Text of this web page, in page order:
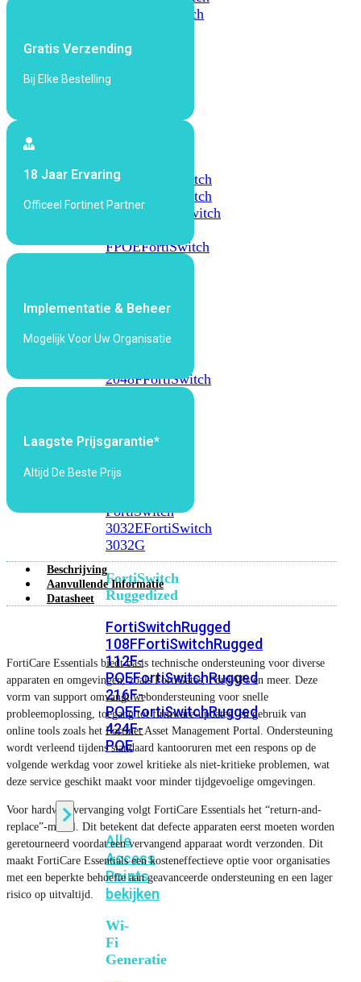
FortiSwitch
FPOE
1024E
FortiSwitch
1048E
FortiSwitch
T1024E
FortiSwitch
FPOEFortiSwitch
2000
Series
2048FFortiSwitch
FortiSwitch
Series
FortiSwitch
3032EFortiSwitch
3032G
FortiSwitch
Ruggedized
FortiSwitchRugged
108FFortiSwitchRugged
112F-
POEFortiSwitchRugged
216F-
POEFortiSwitchRugged
424F-
POE
Alle
Access
Points
bekijken
Wi-
Fi
Generatie
Gratis Verzending
Bij Elke Bestelling
18 Jaar Ervaring
Officeel Fortinet Partner
Implementatie & Beheer
Mogelijk Voor Uw Organisatie
Laagste Prijsgarantie*
Altijd De Beste Prijs
Beschrijving
Aanvullende Informatie
Datasheet
FortiCare Essentials biedt basis technische ondersteuning voor diverse
apparaten en omgevingen, zoals FortiGates, FortiAPs en meer. Deze
vorm van support omvangt webondersteuning voor snelle
probleemoplossing, toegang tot firmware-updates, en gebruik van
online tools zoals het Fortinet Asset Management Portal. Ondersteuning
wordt verleend tijdens standaard kantooruren met een respons op de
volgende werkdag voor zowel kritieke als niet-kritieke problemen, wat
deze service geschikt maakt voor minder tijdgevoelige omgevingen.
Voor hardwarevervanging volgt FortiCare Essentials het “return-and-
replace”-model. Dit betekent dat defecte apparaten eerst moeten worden
geretourneerd voordat een vervangend apparaat wordt verzonden. Dit
maakt FortiCare Essentials een kosteneffectieve optie voor organisaties
met een beperkte behoefte aan geavanceerde ondersteuning en een lager
risico op uitvaltijd.